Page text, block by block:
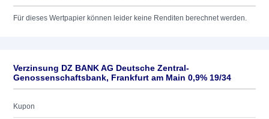
Für dieses Wertpapier können leider keine Renditen berechnet werden.
Verzinsung DZ BANK AG Deutsche Zentral-
Genossenschaftsbank, Frankfurt am Main 0,9% 19/34
Kupon